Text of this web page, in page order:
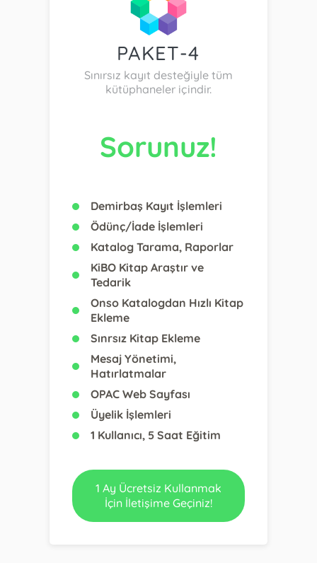
PAKET-4
Sınırsız kayıt desteğiyle tüm
kütüphaneler içindir.
Sorunuz!
Demirbaş Kayıt İşlemleri
Ödünç/İade İşlemleri
Katalog Tarama, Raporlar
KiBO Kitap Araştır ve
Tedarik
Onso Katalogdan Hızlı Kitap
Ekleme
Sınrsız Kitap Ekleme
Mesaj Yönetimi,
Hatırlatmalar
OPAC Web Sayfası
Üyelik İşlemleri
1 Kullanıcı, 5 Saat Eğitim
1 Ay Ücretsiz Kullanmak
İçin İletişime Geçiniz!